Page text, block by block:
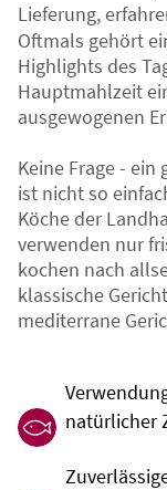
Lieferung,
Oftmals gehört
Highlights des
Hauptmahlzeit
ausgewogenen
Keine Frage -
ist nicht so
Köche der
verwenden nur
kochen nach
klassische
mediterrane
natürlicher